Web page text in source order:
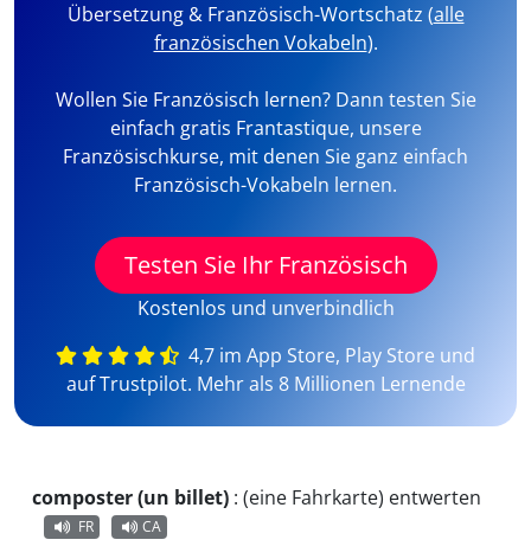
Übersetzung & Französisch-Wortschatz (alle
französischen Vokabeln).
Wollen Sie Französisch lernen? Dann testen Sie
einfach gratis Frantastique, unsere
Französischkurse, mit denen Sie ganz einfach
Französisch-Vokabeln lernen.
Testen Sie Ihr Französisch
Kostenlos und unverbindlich
4,7 im App Store, Play Store und
auf Trustpilot. Mehr als 8 Millionen Lernende
composter (un billet) : (eine Fahrkarte) entwerten
FR CA